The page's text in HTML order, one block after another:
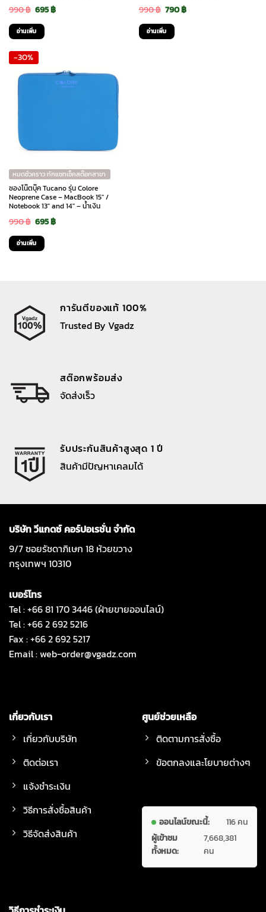
990฿ Original
price
was:
695฿Current
อ่านเพิ่ม
990฿ Original
price
was:
790฿Current
อ่านเพิ่ม
-30%
หมดชั่วคราว ทักแชทเช็คสต๊อกสาขา
ซองโน๊ตบุ๊ค Tucano รุ่น Colore
Neoprene Case – MacBook 15″ /
Notebook 13″ and 14″ – น้ำเงิน
990฿ Original
price
was:
695฿Current
อ่านเพิ่ม
การันตีของแท้ 100%
Trusted By Vgadz
สต๊อกพร้อมส่ง
จัดส่งเร็ว
รับประกันสินค้าสูงสุด 1 ปี
สินค้ามีปัญหาเคลมได้
บริษัท วีแกดซ์ คอร์ปอเรชั่น จำกัด
9/7 ซอยรัชดาภิเษก 18 ห้วยขวาง
กรุงเทพฯ 10310
เบอร์โทร
Tel : +66 81 170 3446 (ฝ่ายขายออนไลน์)
Tel : +66 2 692 5216
Fax : +66 2 692 5217
Email :web-order@vgadz.com
เกี่ยวกับเรา
เกี่ยวกับบริษัท
ติดต่อเรา
แจ้งชำระเงิน
วิธีการสั่งซื้อสินค้า
วิธีจัดส่งสินค้า
ศูนย์ช่วยเหลือ
ติดตามการสั่งซื้อ
ข้อตกลงและโยบายต่างๆ
ออนไลน์ขณะนี้:
116 คน
ผู้เข้าชม
ทั้งหมด:
7,668,381
คน